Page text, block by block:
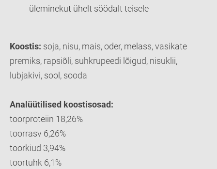
üleminekut ühelt söödalt teisele
Koostis: soja, nisu, mais, oder, melass, vasikate
premiks, rapsiõli, suhkrupeedi lõigud, nisuklii,
lubjakivi, sool, sooda
Analüütilised koostisosad:
toorproteiin 18,26%
toorrasv 6,26%
toorkiud 3,94%
toortuhk 6,1%